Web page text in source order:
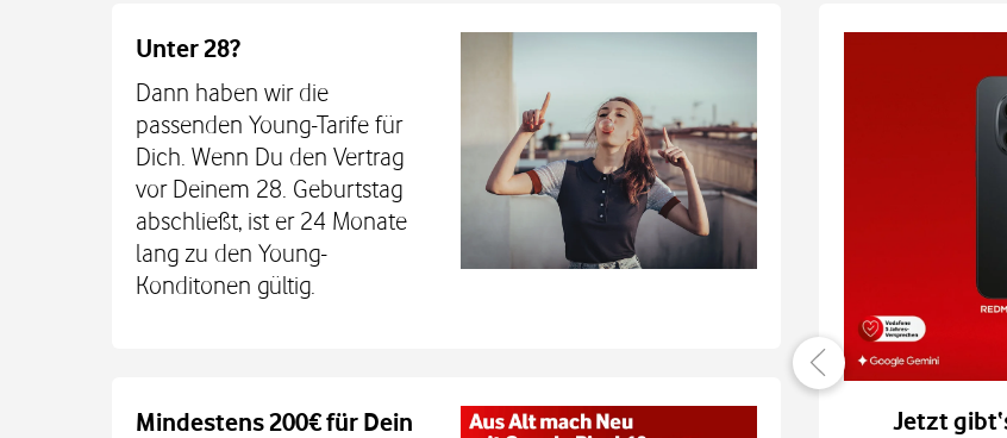
Unter 28?
Dann haben wir die
passenden Young-Tarife für
Dich. Wenn Du den Vertrag
vor Deinem 28. Geburtstag
abschließt, ist er 24 Monate
lang zu den Young-
Konditonen gültig.
Mindestens 200€ für Dein
Auch auf dem Schulweg immer verbunden
Jetzt